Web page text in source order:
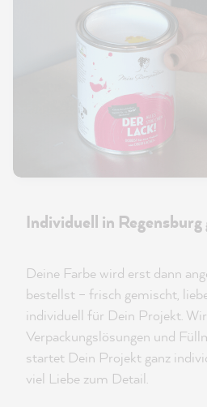
Individuell in
Deine Farbe wird erst dann
bestellst – frisch gemischt,
individuell für Dein Projekt.
Verpackungslösungen und
startet Dein Projekt ganz
viel Liebe zum Detail.